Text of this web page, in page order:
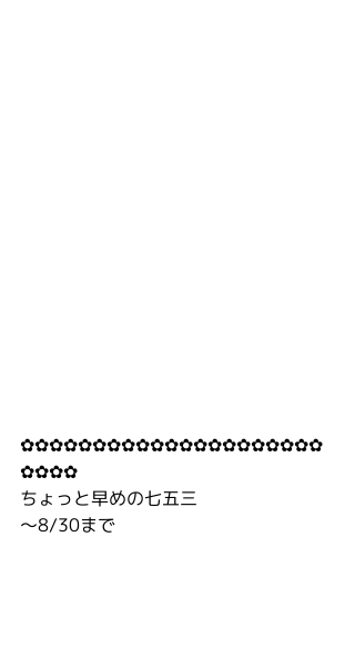
✿✿✿✿✿✿✿✿✿✿✿✿✿✿✿✿✿✿✿✿✿
✿✿✿✿
ちょっと早めの七五三
〜8/30まで